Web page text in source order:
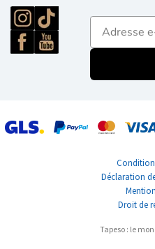
E-
Déclaration
Droit de
Tapeso : le